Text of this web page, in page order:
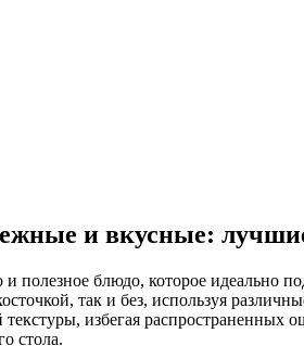
и вкусные:
полезное блюдо, которое идеально
так и без, используя
текстуры, избегая
стола.